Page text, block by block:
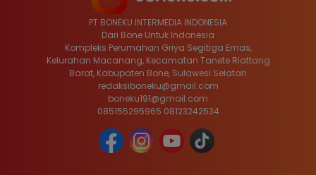
PT BONEKU INTERMEDIA INDONESIA
Dari Bone Untuk Indonesia
Kompleks Perumahan Griya Segitiga Emas,
Kelurahan Macanang, Kecamatan Tanete Riattang
Barat, Kabupaten Bone, Sulawesi Selatan
redaksiboneku@gmail.com
boneku191@gmail.com
085155295965 08123242534